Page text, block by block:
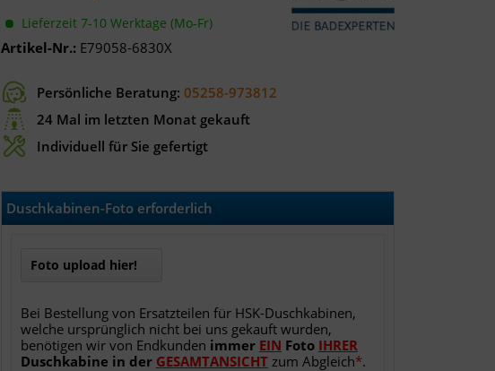
Lieferzeit 7-10 Werktage (Mo-Fr)
Artikel-Nr.: E79058-6830X
Persönliche Beratung: 05258-973812
24 Mal im letzten Monat gekauft
Individuell für Sie gefertigt
Duschkabinen-Foto erforderlich
Foto upload hier!
Bei Bestellung von Ersatzteilen für HSK-Duschkabinen,
welche ursprünglich nicht bei uns gekauft wurden,
benötigen wir von Endkunden immer EIN Foto IHRER
Duschkabine in der GESAMTANSICHTzum Abgleich*.